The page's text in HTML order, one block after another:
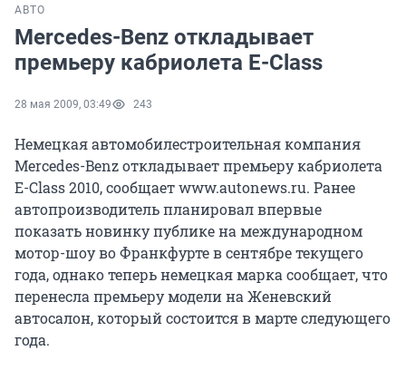
АВТО
Mercedes-Benz откладывает
премьеру кабриолета E-Class
28 мая 2009, 03:49 243
Немецкая автомобилестроительная компания
Mercedes-Benz откладывает премьеру кабриолета
E-Class 2010, сообщает www.autonews.ru. Ранее
автопроизводитель планировал впервые
показать новинку публике на международном
мотор-шоу во Франкфурте в сентябре текущего
года, однако теперь немецкая марка сообщает, что
перенесла премьеру модели на Женевский
автосалон, который состоится в марте следующего
года.